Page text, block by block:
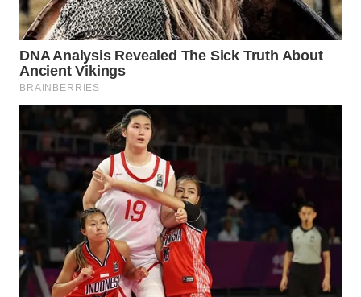
WN DELI
SERDANG
WN
TEBING
WN
PAKPAK
KARAWANG
WN